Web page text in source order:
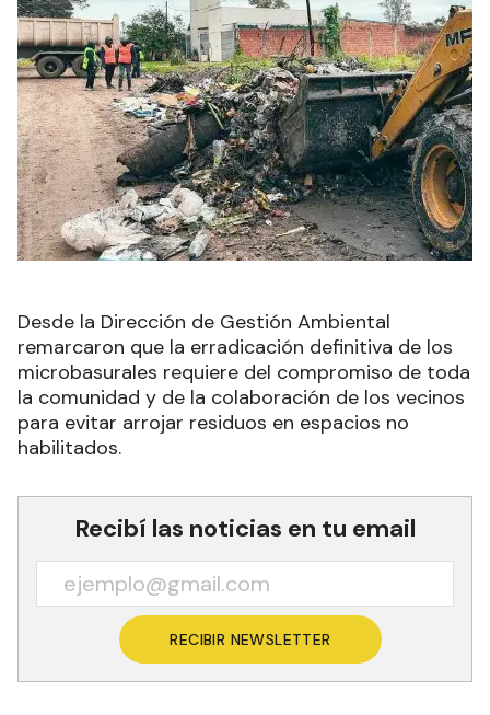
Desde la Dirección de Gestión Ambiental
remarcaron que la erradicación definitiva de los
microbasurales requiere del compromiso de toda
la comunidad y de la colaboración de los vecinos
para evitar arrojar residuos en espacios no
habilitados.
Recibí las noticias en tu email
RECIBIR NEWSLETTER